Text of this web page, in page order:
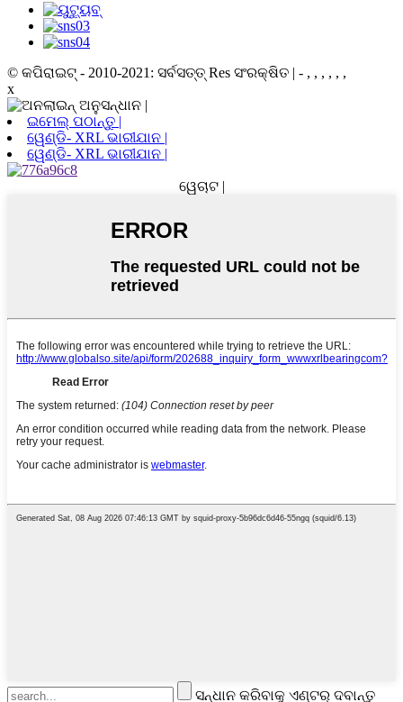
© କପିରାଇଟ୍ - 2010-2021: ସର୍ବସତ୍ତ୍ Res ସଂରକ୍ଷିତ | - , , , , , ,
x
ଇମେଲ୍ ପଠାନ୍ତୁ |
ୱେଣ୍ଡି- XRL ଭାରୀଯାନ |
ୱେଣ୍ଡି- XRL ଭାରୀଯାନ |
ୱେଚାଟ |
ସନ୍ଧାନ କରିବାକୁ ଏଣ୍ଟର୍ ଦବାନ୍ତୁ